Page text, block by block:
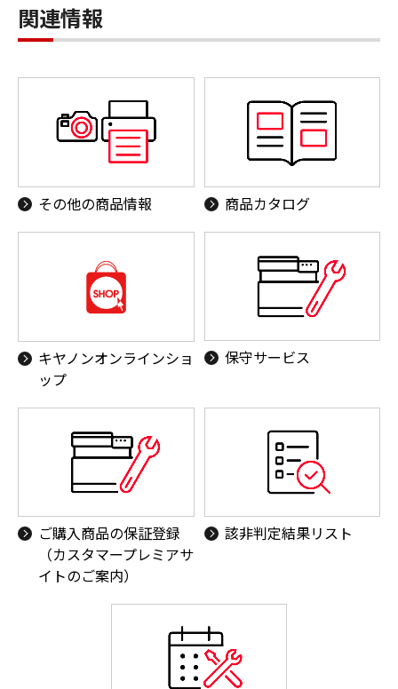
関連情報
その他の商品情報 商品カタログ
キヤノンオンラインショ
ップ
保守サービス
ご購入商品の保証登録
（カスタマープレミアサ
イトのご案内）
該非判定結果リスト